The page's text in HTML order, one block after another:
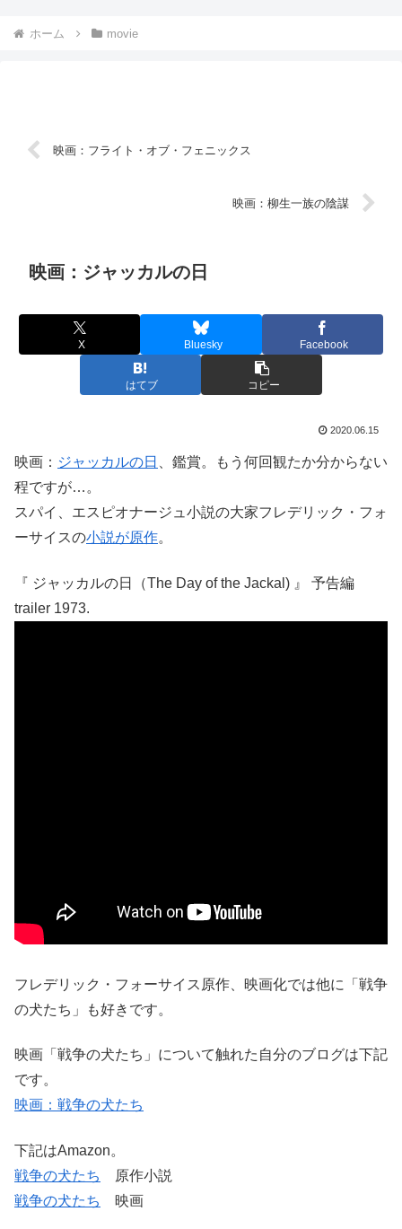
ホーム movie
映画：フライト・オブ・フェニックス
映画：柳生一族の陰謀
映画：ジャッカルの日
X Bluesky Facebook
はてブ コピー
2020.06.15
映画： ジャッカルの日
、鑑賞。もう何回観たか分からない
程ですが…。
スパイ、エスピオナージュ小説の大家フレデリック・フォ
ーサイスの小説が原作。
『 ジャッカルの日（The Day of the Jackal) 』 予告編
trailer 1973.
フレデリック・フォーサイス原作、映画化では他に「戦争
の犬たち」も好きです。
映画「戦争の犬たち」について触れた自分のブログは下記
です。
映画：戦争の犬たち
下記はAmazon。
戦争の犬たち
原作小説
戦争の犬たち
映画